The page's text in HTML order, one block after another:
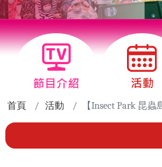
首頁 活動 【Insect Park 昆